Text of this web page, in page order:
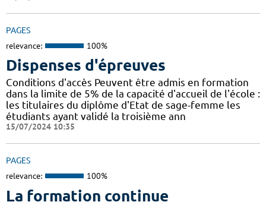
PAGES
relevance: 100%
Dispenses d'épreuves
Conditions d'accès Peuvent être admis en formation
dans la limite de 5% de la capacité d'accueil de l'école :
les titulaires du diplôme d'Etat de sage-femme les
étudiants ayant validé la troisième ann
15/07/2024 10:35
PAGES
relevance: 100%
La formation continue